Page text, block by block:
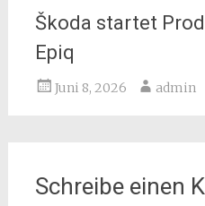
Škoda startet
Epiq
Juni 8, 2026 admin
Schreibe einen